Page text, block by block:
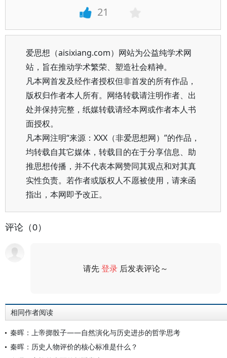
21
爱思想（aisixiang.com）网站为公益纯学术网
站，旨在推动学术繁荣、塑造社会精神。
凡本网首发及经作者授权但非首发的所有作品，
版权归作者本人所有。网络转载请注明作者、出
处并保持完整，纸媒转载请经本网或作者本人书
面授权。
凡本网注明“来源：XXX（非爱思想网）”的作品，
均转载自其它媒体，转载目的在于分享信息、助
推思想传播，并不代表本网赞同其观点和对其真
实性负责。若作者或版权人不愿被使用，请来函
指出，本网即予改正。
评论（0）
请先登录 后发表评论～
相同作者阅读
秦晖：上帝掷骰子——自然演化与历史进步的哲学思考
秦晖：历史人物评价的核心标准是什么？